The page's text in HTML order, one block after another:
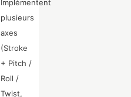
Implémentent
plusieurs
axes
(Stroke
+ Pitch /
Roll /
Twist,